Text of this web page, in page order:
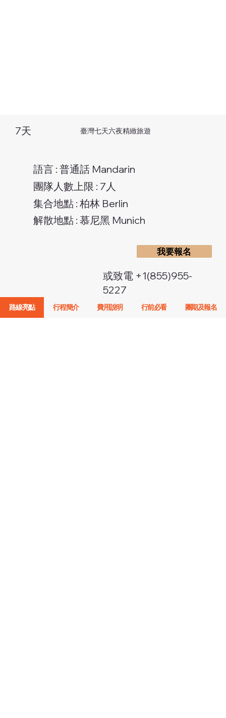
我要報名
7天 臺灣七天六夜精緻旅遊
語言 : 普通話 Mandarin
團隊人數上限 : 7人
集合地點 : 柏林 Berlin
解散地點 : 慕尼黑 Munich
或致電 +1(855)955-
5227
路線亮點 行程簡介 費用說明 行前必看 團期及報名